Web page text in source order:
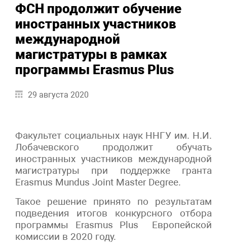
ФСН продолжит обучение
иностранных участников
международной
магистратуры в рамках
программы Erasmus Plus
29 августа 2020
Факультет социальных наук ННГУ им. Н.И.
Лобачевского продолжит обучать
иностранных участников международной
магистратуры при поддержке гранта
Erasmus Mundus Joint Master Degree.
Такое решение принято по результатам
подведения итогов конкурсного отбора
программы Erasmus Plus Европейской
комиссии в 2020 году.